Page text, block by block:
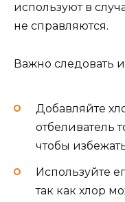
используют в
не справляются.
Важно следовать
Добавляйте
отбеливатель
чтобы
Используйте
так как хлор